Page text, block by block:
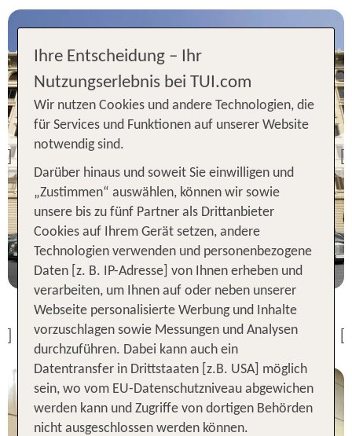
Previous
Hongkong
99 % Weiterempfehlung
3 Nächte, ÜF, DZ
p.P. ab 780 €
Previous
Hongkong
Regala Skycity Hotel
96 % Weiterempfehlung
3 Nächte, Ü, XX
p.P. ab 157 €
Ihre Entscheidung – Ihr
Nutzungserlebnis bei TUI.com
Wir nutzen Cookies und andere Technologien, die
für Services und Funktionen auf unserer Website
notwendig sind.
Darüber hinaus und soweit Sie einwilligen und
„Zustimmen“ auswählen, können wir sowie
unsere bis zu fünf Partner als Drittanbieter
Cookies auf Ihrem Gerät setzen, andere
Technologien verwenden und personenbezogene
Daten [z. B. IP-Adresse] von Ihnen erheben und
verarbeiten, um Ihnen auf oder neben unserer
Webseite personalisierte Werbung und Inhalte
vorzuschlagen sowie Messungen und Analysen
durchzuführen. Dabei kann auch ein
Datentransfer in Drittstaaten [z.B. USA] möglich
sein, wo vom EU-Datenschutzniveau abgewichen
werden kann und Zugriffe von dortigen Behörden
nicht ausgeschlossen werden können.